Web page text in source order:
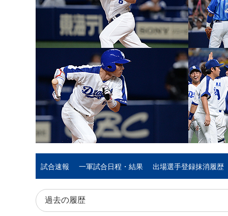
試合速報 一軍試合日程・結果 出場選手登録抹消履歴